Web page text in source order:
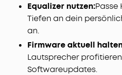
Equalizer nutzen:Passe
Tiefen an dein
an.
Firmware aktuell
Lautsprecher
Softwareupdates.